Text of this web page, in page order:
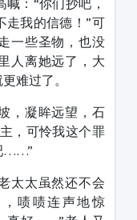
走我的信德！”可
一些圣物，也没
人离她远了，大
难过了。
，凝眸远望，石
，可怜我这个罪
……”
太太虽然还不会
啧啧连声地惊